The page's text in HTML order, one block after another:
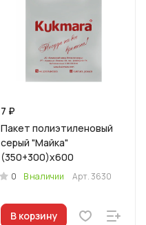
7 ₽
Пакет полиэтиленовый
серый "Майка"
(350+300)х600
0 В наличии Арт.3630
В корзину